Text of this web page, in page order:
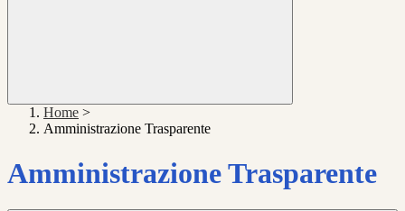
Home >
Amministrazione Trasparente
Amministrazione Trasparente